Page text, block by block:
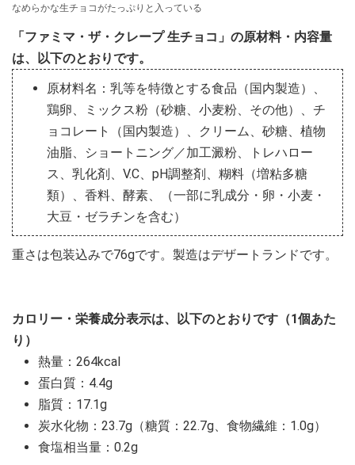
なめらかな生チョコがたっぷりと入っている
「ファミマ・ザ・クレープ 生チョコ」の原材料・内容量
は、以下のとおりです。
原材料名：乳等を特徴とする食品（国内製造）、
鶏卵、ミックス粉（砂糖、小麦粉、その他）、チ
ョコレート（国内製造）、クリーム、砂糖、植物
油脂、ショートニング／加工澱粉、トレハロー
ス、乳化剤、V.C、pH調整剤、糊料（増粘多糖
類）、香料、酵素、（一部に乳成分・卵・小麦・
大豆・ゼラチンを含む）
重さは包装込みで76gです。製造はデザートランドです。
カロリー・栄養成分表示は、以下のとおりです（1個あた
り）
熱量：264kcal
蛋白質：4.4g
脂質：17.1g
炭水化物：23.7g（糖質：22.7g、食物繊維：1.0g）
食塩相当量：0.2g